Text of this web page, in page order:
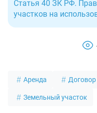
Статья 40 ЗК РФ.
участков на
Аренда
Земельный участок